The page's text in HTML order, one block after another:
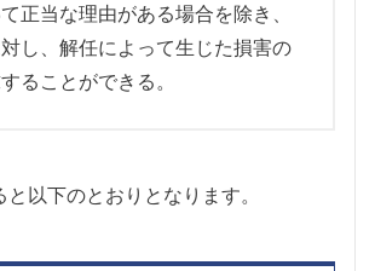
正当な理由がある場合を除き、
し、解任によって生じた損害の
ることができる。
と以下のとおりとなります。